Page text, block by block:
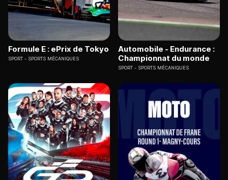
Formule E : ePrix de Tokyo
SPORT SPORTS MÉCANIQUES
Automobile - Endurance :
Championnat du monde
SPORT SPORTS MÉCANIQUES